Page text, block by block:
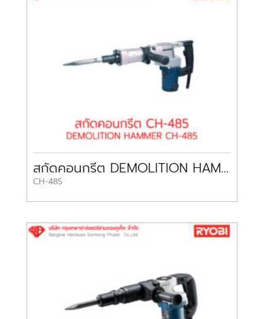
สกัดคอนกรีต DEMOLITION HAMMER CH-485 RYOBI
CH-485